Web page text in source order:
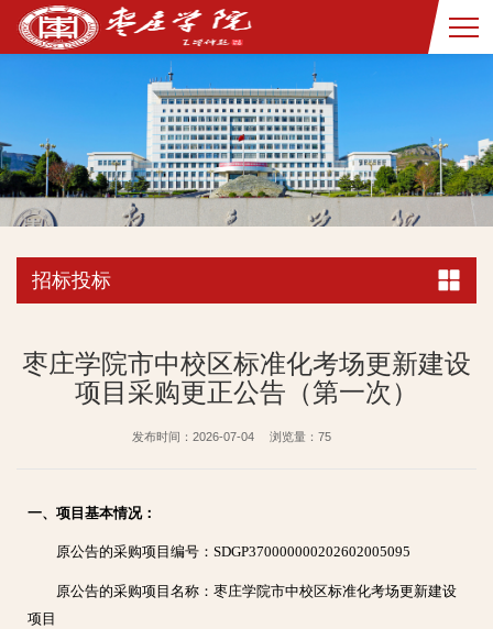
招标投标
枣庄学院市中校区标准化考场更新建设
项目采购更正公告（第一次）
发布时间：2026-07-04 浏览量： 75
一、项目基本情况：
原公告的采购项目编号：SDGP370000000202602005095
原公告的采购项目名称：枣庄学院市中校区标准化考场更新建设
项目